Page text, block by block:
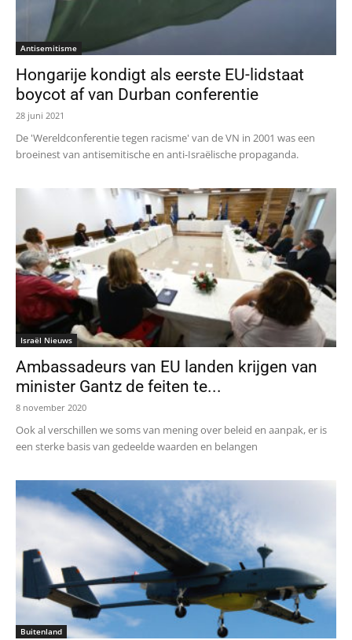
Antisemitisme
Hongarije kondigt als eerste EU-lidstaat
boycot af van Durban conferentie
28 juni 2021
De 'Wereldconferentie tegen racisme' van de VN in 2001 was een
broeinest van antisemitische en anti-Israëlische propaganda.
Israël Nieuws
Ambassadeurs van EU landen krijgen van
minister Gantz de feiten te...
8 november 2020
Ook al verschillen we soms van mening over beleid en aanpak, er is
een sterke basis van gedeelde waarden en belangen
Buitenland